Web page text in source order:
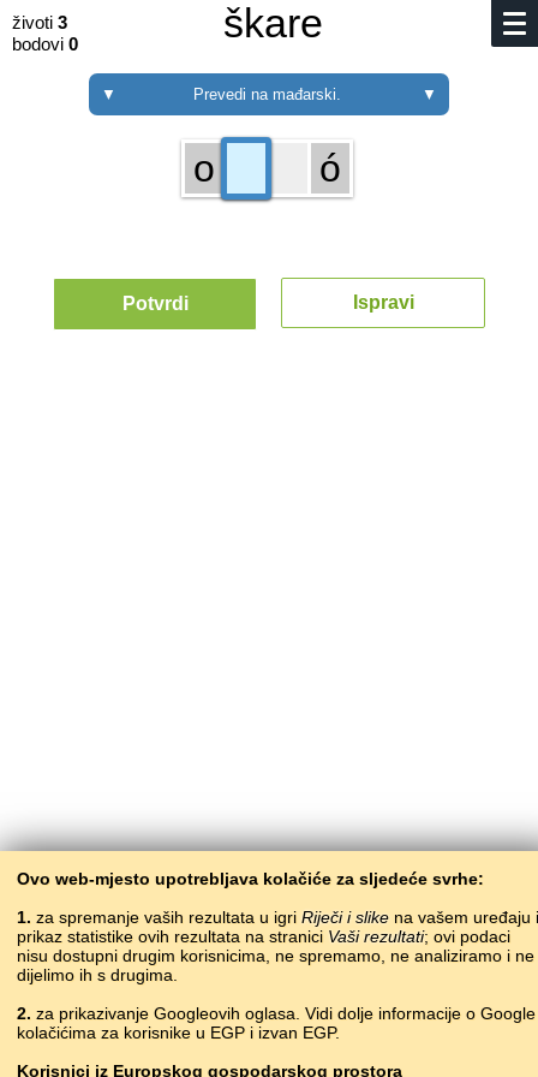
životi 3
bodovi 0 škare
▼ Prevedi na mađarski. ▼
Ovo web-mjesto upotrebljava kolačiće za sljedeće svrhe:
1. za spremanje vaših rezultata u igri Riječi i slike na vašem uređaju i
prikaz statistike ovih rezultata na stranici Vaši rezultati; ovi podaci
nisu dostupni drugim korisnicima, ne spremamo, ne analiziramo i ne
dijelimo ih s drugima.
2. za prikazivanje Googleovih oglasa. Vidi dolje informacije o Google
kolačićima za korisnike u EGP i izvan EGP.
Korisnici iz Europskog gospodarskog prostora